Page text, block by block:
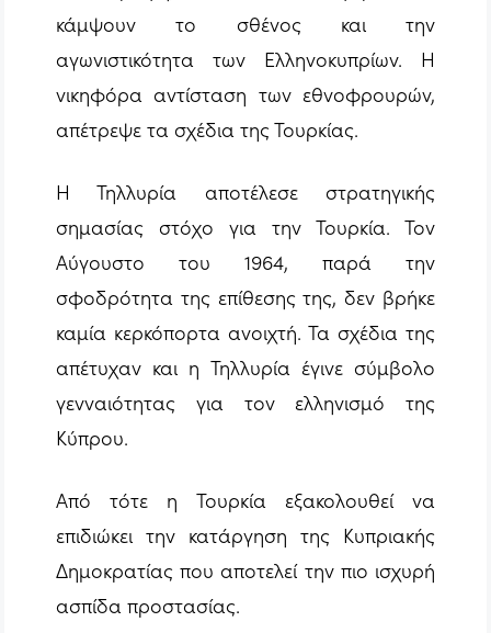
κάμψουν το σθένος και την
αγωνιστικότητα των Ελληνοκυπρίων. Η
νικηφόρα αντίσταση των εθνοφρουρών,
απέτρεψε τα σχέδια της Τουρκίας.
Η Τηλλυρία αποτέλεσε στρατηγικής
σημασίας στόχο για την Τουρκία. Τον
Αύγουστο του 1964, παρά την
σφοδρότητα της επίθεσης της, δεν βρήκε
καμία κερκόπορτα ανοιχτή. Τα σχέδια της
απέτυχαν και η Τηλλυρία έγινε σύμβολο
γενναιότητας για τον ελληνισμό της
Κύπρου.
Από τότε η Τουρκία εξακολουθεί να
επιδιώκει την κατάργηση της Κυπριακής
Δημοκρατίας που αποτελεί την πιο ισχυρή
ασπίδα προστασίας.